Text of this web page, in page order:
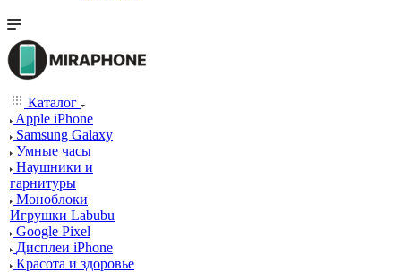
Каталог
Apple iPhone
Samsung Galaxy
Умные часы
Наушники и
гарнитуры
Моноблоки
Игрушки Labubu
Google Pixel
Дисплеи iPhone
Красота и здоровье